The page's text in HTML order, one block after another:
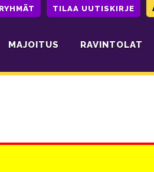
TILAA UUTISKIRJE
MAJOITUS RAVINTOLAT